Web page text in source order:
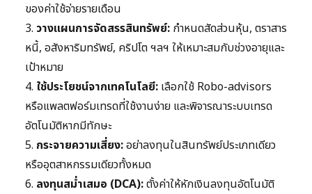
ของค่าใช้จ่ายรายเดือน
3. วางแผนการจัดสรรสินทรัพย์: กำหนดสัดส่วนหุ้น, ตราสาร
หนี้, อสังหาริมทรัพย์, คริปโต ฯลฯ ให้เหมาะสมกับช่วงอายุและ
เป้าหมาย
4. ใช้ประโยชน์จากเทคโนโลยี: เลือกใช้ Robo-advisors
หรือแพลตฟอร์มเทรดที่ใช้งานง่าย และพิจารณาระบบเทรด
อัตโนมัติหากมีทักษะ
5. กระจายความเสี่ยง:อย่าลงทุนในสินทรัพย์ประเภทเดียว
หรืออุตสาหกรรมเดียวทั้งหมด
6. ลงทุนสม่ำเสมอ (DCA):ตั้งค่าให้หักเงินลงทุนอัตโนมัติ